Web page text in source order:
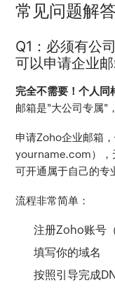
常见问题解答
Q1：必须有公
可以申请企业邮
完全不需要！个人同
邮箱是"大公司专属"
申请Zoho企业邮箱，
yourname.com），
可开通属于自己的专
流程非常简单：
注册Zoho账号
填写你的域名
按照引导完成